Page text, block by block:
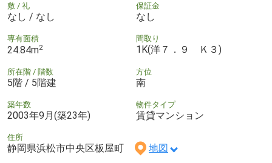
敷 / 礼
なし / なし
保証金
なし
専有面積
24.84m2
間取り
1K(洋７．９ Ｋ３)
所在階 / 階数
5階 / 5階建
方位
南
築年数
2003年9月(築23年)
物件タイプ
賃貸マンション
住所
静岡県浜松市中央区板屋町 地図